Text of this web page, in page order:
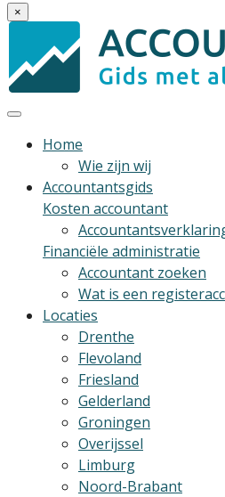
×
Home
Wie zijn wij
Accountantsgids
Kosten accountant
Financiële administratie
Accountant zoeken
Wat is een
Locaties
Drenthe
Flevoland
Friesland
Gelderland
Groningen
Overijssel
Limburg
Noord-Brabant